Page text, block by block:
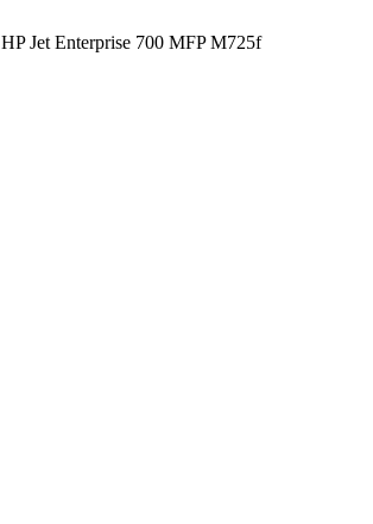
HP Jet Enterprise 700 MFP M725f